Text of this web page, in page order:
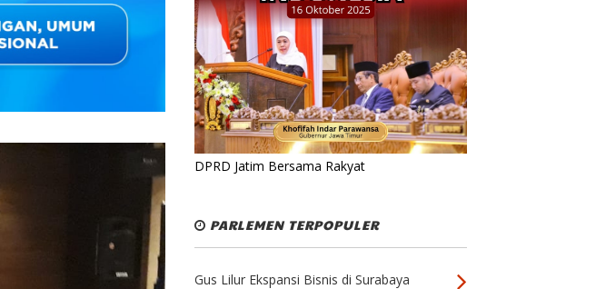
DPRD Jatim Bersama Rakyat
PARLEMEN TERPOPULER
Gus Lilur Ekspansi Bisnis di Surabaya